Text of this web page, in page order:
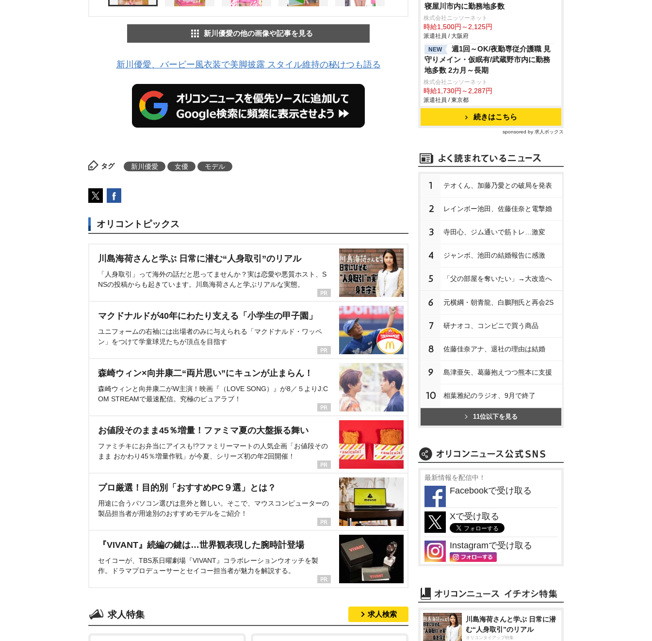
新川優愛の他の画像や記事を見る
新川優愛、バービー風衣装で美脚披露 スタイル維持の秘けつも語る
タグ 新川優愛 女優 モデル
オリコントピックス
川島海荷さんと学ぶ 日常に潜む“人身取引”のリアル
「人身取引」って海外の話だと思ってませんか？実は恋愛や悪質ホスト、S
NSの投稿からも起きています。川島海荷さんと学ぶリアルな実態。
マクドナルドが40年にわたり支える「小学生の甲子園」
ユニフォームの右袖には出場者のみに与えられる「マクドナルド・ワッペ
ン」をつけて学童球児たちが頂点を目指す
森崎ウィン×向井康二“両片思い”にキュンが止まらん！
森崎ウィンと向井康二がW主演！映画『（LOVE SONG）』が8／５よりJ:C
OM STREAMで最速配信。究極のピュアラブ！
お値段そのまま45％増量！ファミマ夏の大盤振る舞い
ファミチキにお弁当にアイスも!?ファミリーマートの人気企画「お値段その
まま おかわり45％増量作戦」が今夏、シリーズ初の年2回開催！
プロ厳選！目的別「おすすめPC９選」とは？
用途に合うパソコン選びは意外と難しい。そこで、マウスコンピューターの
製品担当者が用途別のおすすめモデルをご紹介！
『VIVANT』続編の鍵は…世界観表現した腕時計登場
セイコーが、TBS系日曜劇場『VIVANT』コラボレーションウオッチを製
作。ドラマプロデューサーとセイコー担当者が魅力を解説する。
求人特集 求人検索
寝屋川市内に勤務地多数
株式会社ニッソーネット
時給1,500円～2,125円
派遣社員 / 大阪府
NEW
週1回～OK/夜勤専従介護職 見
守りメイン・仮眠有/武蔵野市内に勤務
地多数 2カ月～長期
株式会社ニッソーネット
時給1,730円～2,287円
派遣社員 / 東京都
続きはこちら
sponsored by 求人ボックス
1 テオくん、加藤乃愛との破局を発表
2 レインボー池田、佐藤佳奈と電撃婚
3 寺田心、ジム通いで筋トレ…激変
4 ジャンボ、池田の結婚報告に感激
5 「父の部屋を奪いたい」→大改造へ
6 元横綱・朝青龍、白鵬翔氏と再会2S
7 研ナオコ、コンビニで買う商品
8 佐藤佳奈アナ、退社の理由は結婚
9 島津亜矢、葛藤抱えつつ熊本に支援
10 相葉雅紀のラジオ、9月で終了
11位以下を見る
最新情報を配信中！
Facebookで受け取る
Xで受け取る
Instagramで受け取る
川島海荷さんと学ぶ 日常に潜
む“人身取引”のリアル
オリコンタイアップ特集